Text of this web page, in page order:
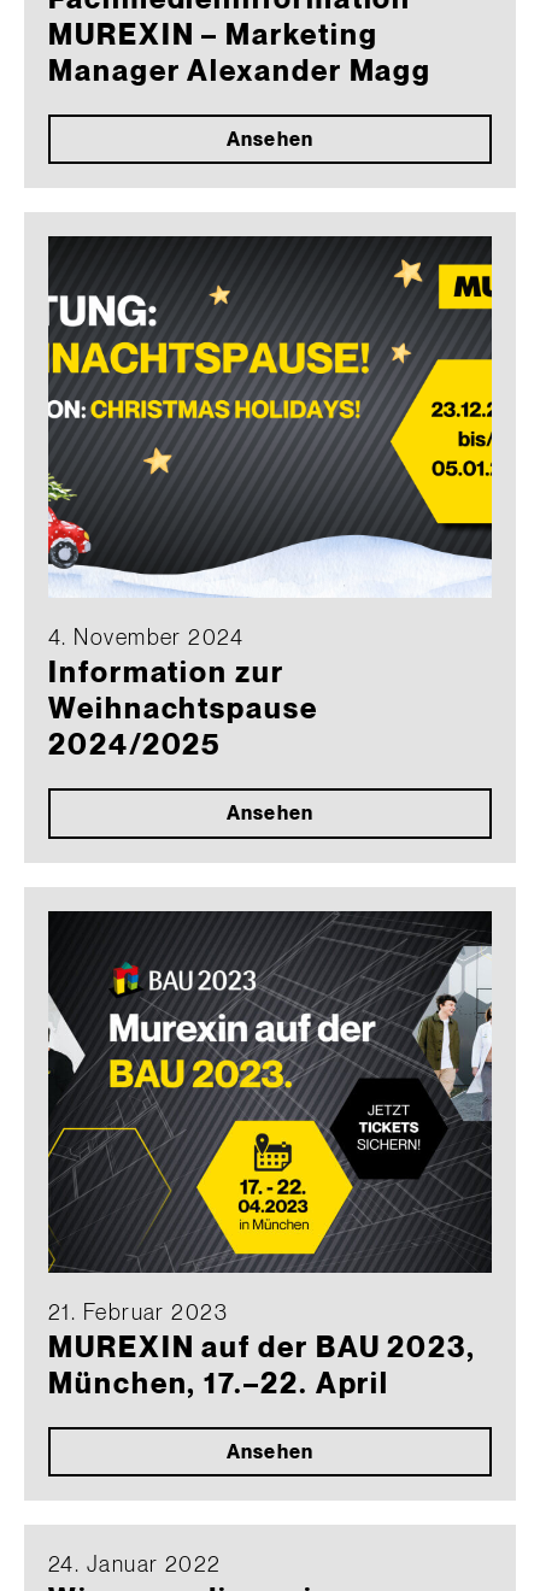
MUREXIN – Marketing
Manager Alexander Magg
Ansehen
4. November 2024
Information zur
Weihnachtspause
2024/2025
Ansehen
21. Februar 2023
MUREXIN auf der BAU 2023,
München, 17.–22. April
Ansehen
24. Januar 2022